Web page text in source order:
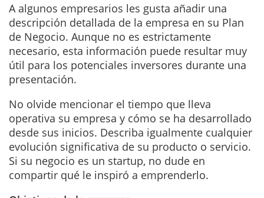
A algunos empresarios les gusta añadir una
descripción detallada de la empresa en su Plan
de Negocio. Aunque no es estrictamente
necesario, esta información puede resultar muy
útil para los potenciales inversores durante una
presentación.
No olvide mencionar el tiempo que lleva
operativa su empresa y cómo se ha desarrollado
desde sus inicios. Describa igualmente cualquier
evolución significativa de su producto o servicio.
Si su negocio es un startup, no dude en
compartir qué le inspiró a emprenderlo.